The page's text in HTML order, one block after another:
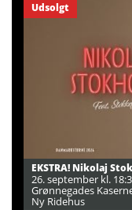
Udsolgt
EKSTRA! Nikolaj
26. september kl.
Grønnegades
Ny Ridehus